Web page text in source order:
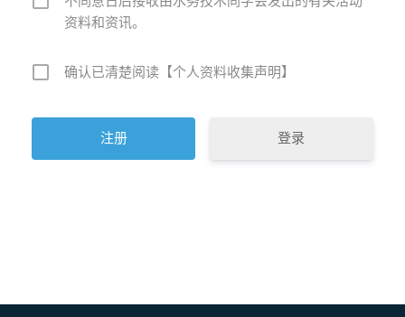
资料和资讯。
确认已清楚阅读【个人资料收集声明】
登录